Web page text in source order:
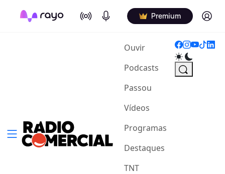
On Air Podcasts Premium Log in
Ouvir(current)
Podcasts
Passou
Vídeos
Programas
Destaques
TNT